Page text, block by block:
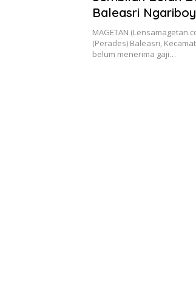
Baleasri
MAGETAN
(Perades) Baleasri,
belum menerima gaji…